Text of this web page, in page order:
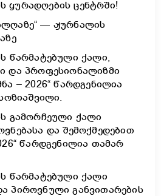
ყურადღების ცენტრში!
— ჟურნალის
წარმატებული ქალი,
და პროფესიონალიზმი
– 2026“ წარდგენილია
გამორჩეული ქალი
და შემოქმედებით
წარდგენილია თამარ
წარმატებული ქალი
პიროვნული განვითარების